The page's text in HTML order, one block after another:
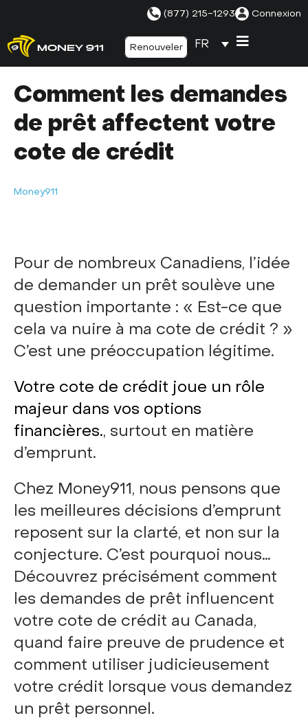
(877) 215-1293 Connexion
Renouveler FR
Comment les demandes
de prêt affectent votre
cote de crédit
Money911
Pour de nombreux Canadiens, l’idée
de demander un prêt soulève une
question importante : « Est-ce que
cela va nuire à ma cote de crédit ? »
C’est une préoccupation légitime.
Votre cote de crédit joue un rôle
majeur dans vos options
financières., surtout en matière
d’emprunt.
Chez Money911, nous pensons que
les meilleures décisions d’emprunt
reposent sur la clarté, et non sur la
conjecture. C’est pourquoi nous…
Découvrez précisément comment
les demandes de prêt influencent
votre cote de crédit au Canada,
quand faire preuve de prudence et
comment utiliser judicieusement
votre crédit lorsque vous demandez
un prêt personnel.